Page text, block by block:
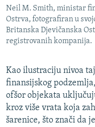
Neil M. Smith, ministar
Ostrva, fotografiran u
Britanska Djevičanska
registrovanih kompanija.
Kao ilustraciju nivoa
finansijskog
ofšor objekata
kroz više vrata koja
šarenice, što znači da